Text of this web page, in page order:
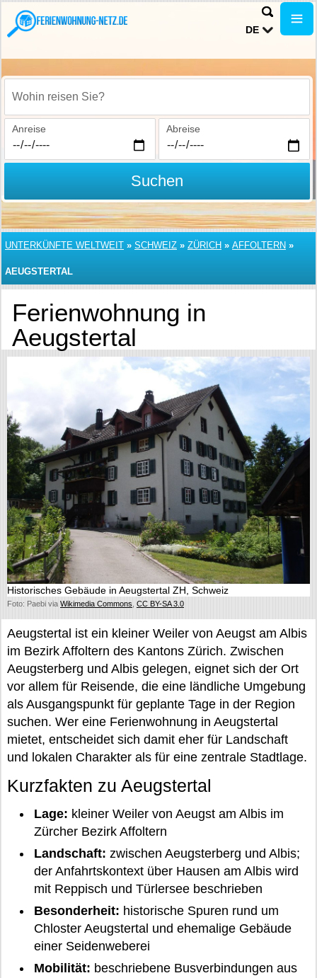
DE
Wohin reisen Sie?
Anreise Abreise
Suchen
UNTERKÜNFTE WELTWEIT » SCHWEIZ » ZÜRICH » AFFOLTERN »
AEUGSTERTAL
Ferienwohnung in
Aeugstertal
Historisches Gebäude in Aeugstertal ZH, Schweiz
Foto: Paebi via Wikimedia Commons CC BY-SA 3.0
Aeugstertal ist ein kleiner Weiler von Aeugst am Albis
im Bezirk Affoltern des Kantons Zürich. Zwischen
Aeugsterberg und Albis gelegen, eignet sich der Ort
vor allem für Reisende, die eine ländliche Umgebung
als Ausgangspunkt für geplante Tage in der Region
suchen. Wer eine Ferienwohnung in Aeugstertal
mietet, entscheidet sich damit eher für Landschaft
und lokalen Charakter als für eine zentrale Stadtlage.
Kurzfakten zu Aeugstertal
Lage: kleiner Weiler von Aeugst am Albis im
Zürcher Bezirk Affoltern
Landschaft: zwischen Aeugsterberg und Albis;
der Anfahrtskontext über Hausen am Albis wird
mit Reppisch und Türlersee beschrieben
Besonderheit: historische Spuren rund um
Chloster Aeugstertal und ehemalige Gebäude
einer Seidenweberei
Mobilität: beschriebene Busverbindungen aus